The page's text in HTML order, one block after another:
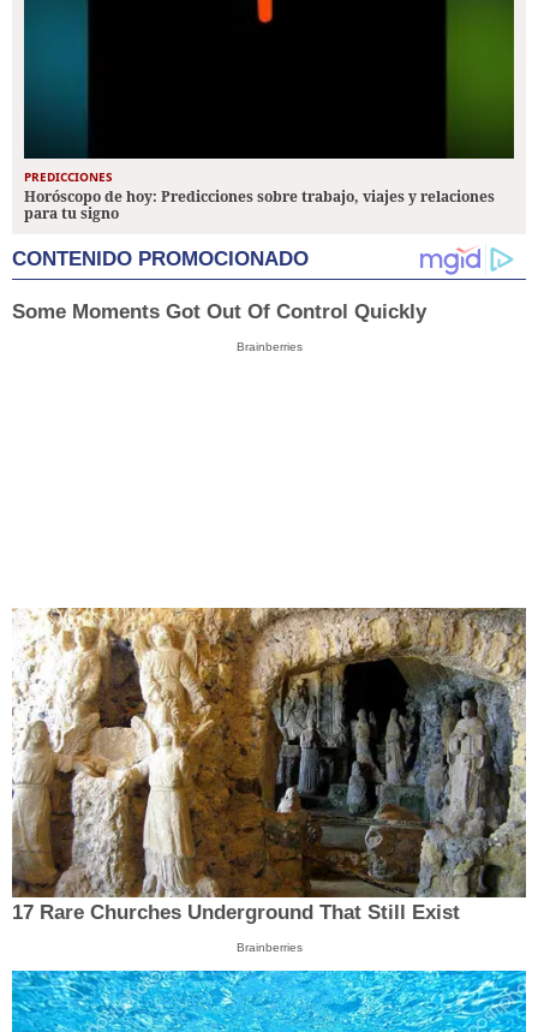
PREDICCIONES
Horóscopo de hoy: Predicciones sobre trabajo, viajes y relaciones
para tu signo
CONTENIDO PROMOCIONADO
Some Moments Got Out Of Control Quickly
Brainberries
17 Rare Churches Underground That Still Exist
Brainberries